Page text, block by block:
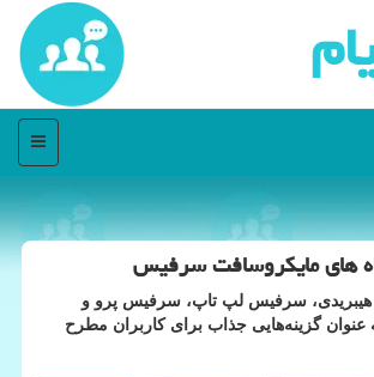
منو
های مایکروسافت سرفیس
هیبریدی، سرفیس لپ تاپ، سرفیس پرو و
گزینه‌هایی جذاب برای کاربران مطرح